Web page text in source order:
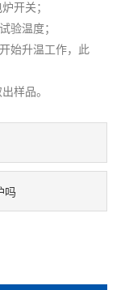
开关；
验温度；
始升温工作，此
样品。
吗